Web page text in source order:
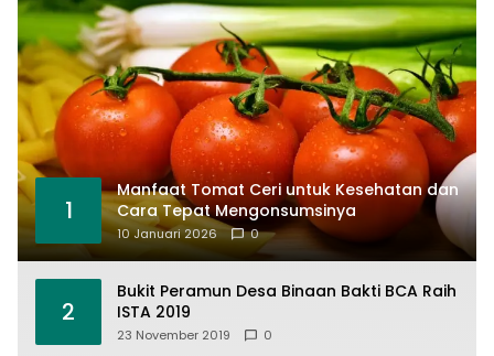
1
Manfaat Tomat Ceri untuk Kesehatan dan
Cara Tepat Mengonsumsinya
10 Januari 2026 0
2
Bukit Peramun Desa Binaan Bakti BCA Raih
ISTA 2019
23 November 2019 0